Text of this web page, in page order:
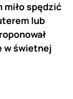
miło spędzić
lub
w świetnej